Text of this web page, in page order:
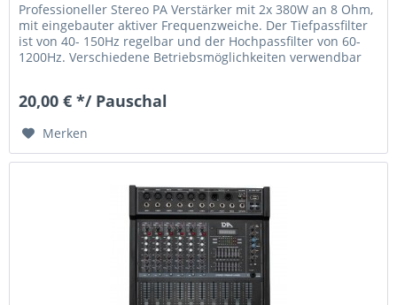
Professioneller Stereo PA Verstärker mit 2x 380W an 8 Ohm,
mit eingebauter aktiver Frequenzweiche. Der Tiefpassfilter
ist von 40- 150Hz regelbar und der Hochpassfilter von 60-
1200Hz. Verschiedene Betriebsmöglichkeiten verwendbar
20,00 € */ Pauschal
Merken